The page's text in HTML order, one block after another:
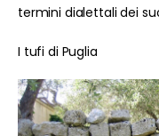
termini dialettali dei
I tufi di Puglia